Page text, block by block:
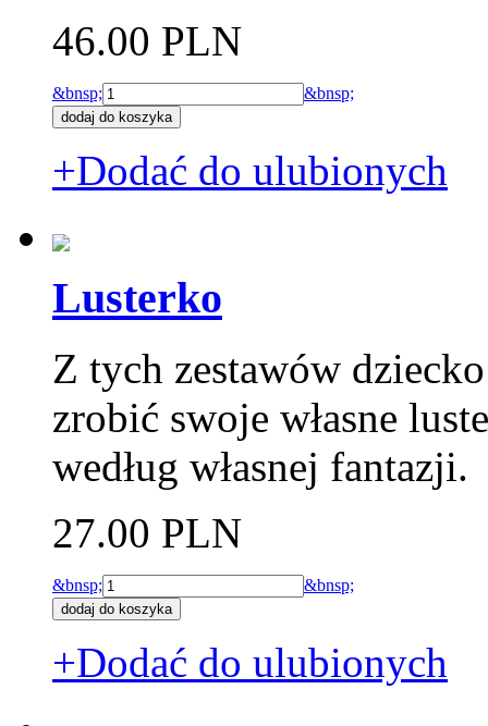
46.00 PLN
&bnsp; &bnsp;
+Dodać do ulubionych
Lusterko
Z tych zestawów
zrobić swoje własne
według własnej fantazji.
27.00 PLN
&bnsp; &bnsp;
+Dodać do ulubionych